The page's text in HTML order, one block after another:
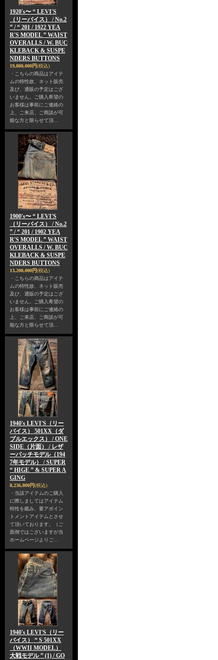
1920's〜 “ LEVI'S
（リーバイス） / No.2
” / “ 201 / 1922 YEA
R'S MODEL ” WAIST
OVERALLS / W. BUC
KLEBACK & SUSPE
NDERS BUTTONS
19,800,000円(税込)
・こちらの商品はアイテ
ムの特性故、ネット販売
及び、通販の予定はござ
いません。ご購入希望の
お客様は事前にご連絡の
上、ご来店、ご商談が可
能な方と限らせて頂…
1900's〜 “ LEVI'S
（リーバイス） / No.2
” / “ 201 / 1902 YEA
R'S MODEL ” WAIST
OVERALLS / W. BUC
KLEBACK & SUSPE
NDERS BUTTONS
13,200,000円(税込)
・こちらの商品はアイテ
ムの特性故、ネット販売
及び、通販の予定はござ
いません。ご購入希望の
お客様は事前にご連絡の
上、ご来店、ご商談が可
能な方と限らせて頂…
1940's LEVI'S（リー
バイス） 501XX（ダ
ブルエックス） / ONE
SIDE（片面） / レザ
ーパッチモデル（194
7年モデル） / SUPER
“ HIGE ” & SUPER A
GING
8,236,800円(税込)
・当該アイテムのご購入
に際しましてはアイテム
特性を鑑み、要アポイン
トメントアイテムとさせ
て頂いております。（ご
面倒ではございますが当
ホームページよりご…
1940's LEVI'S（リー
バイス） “ S 501XX
（WWII MODEL）
大戦モデル ” (1) / GO